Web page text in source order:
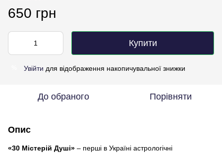
650 грн
Купити
Увійти для відображення накопичувальної знижки
До обраного Порівняти
Опис
«30 Містерій Душі» – перші в Україні астрологічні